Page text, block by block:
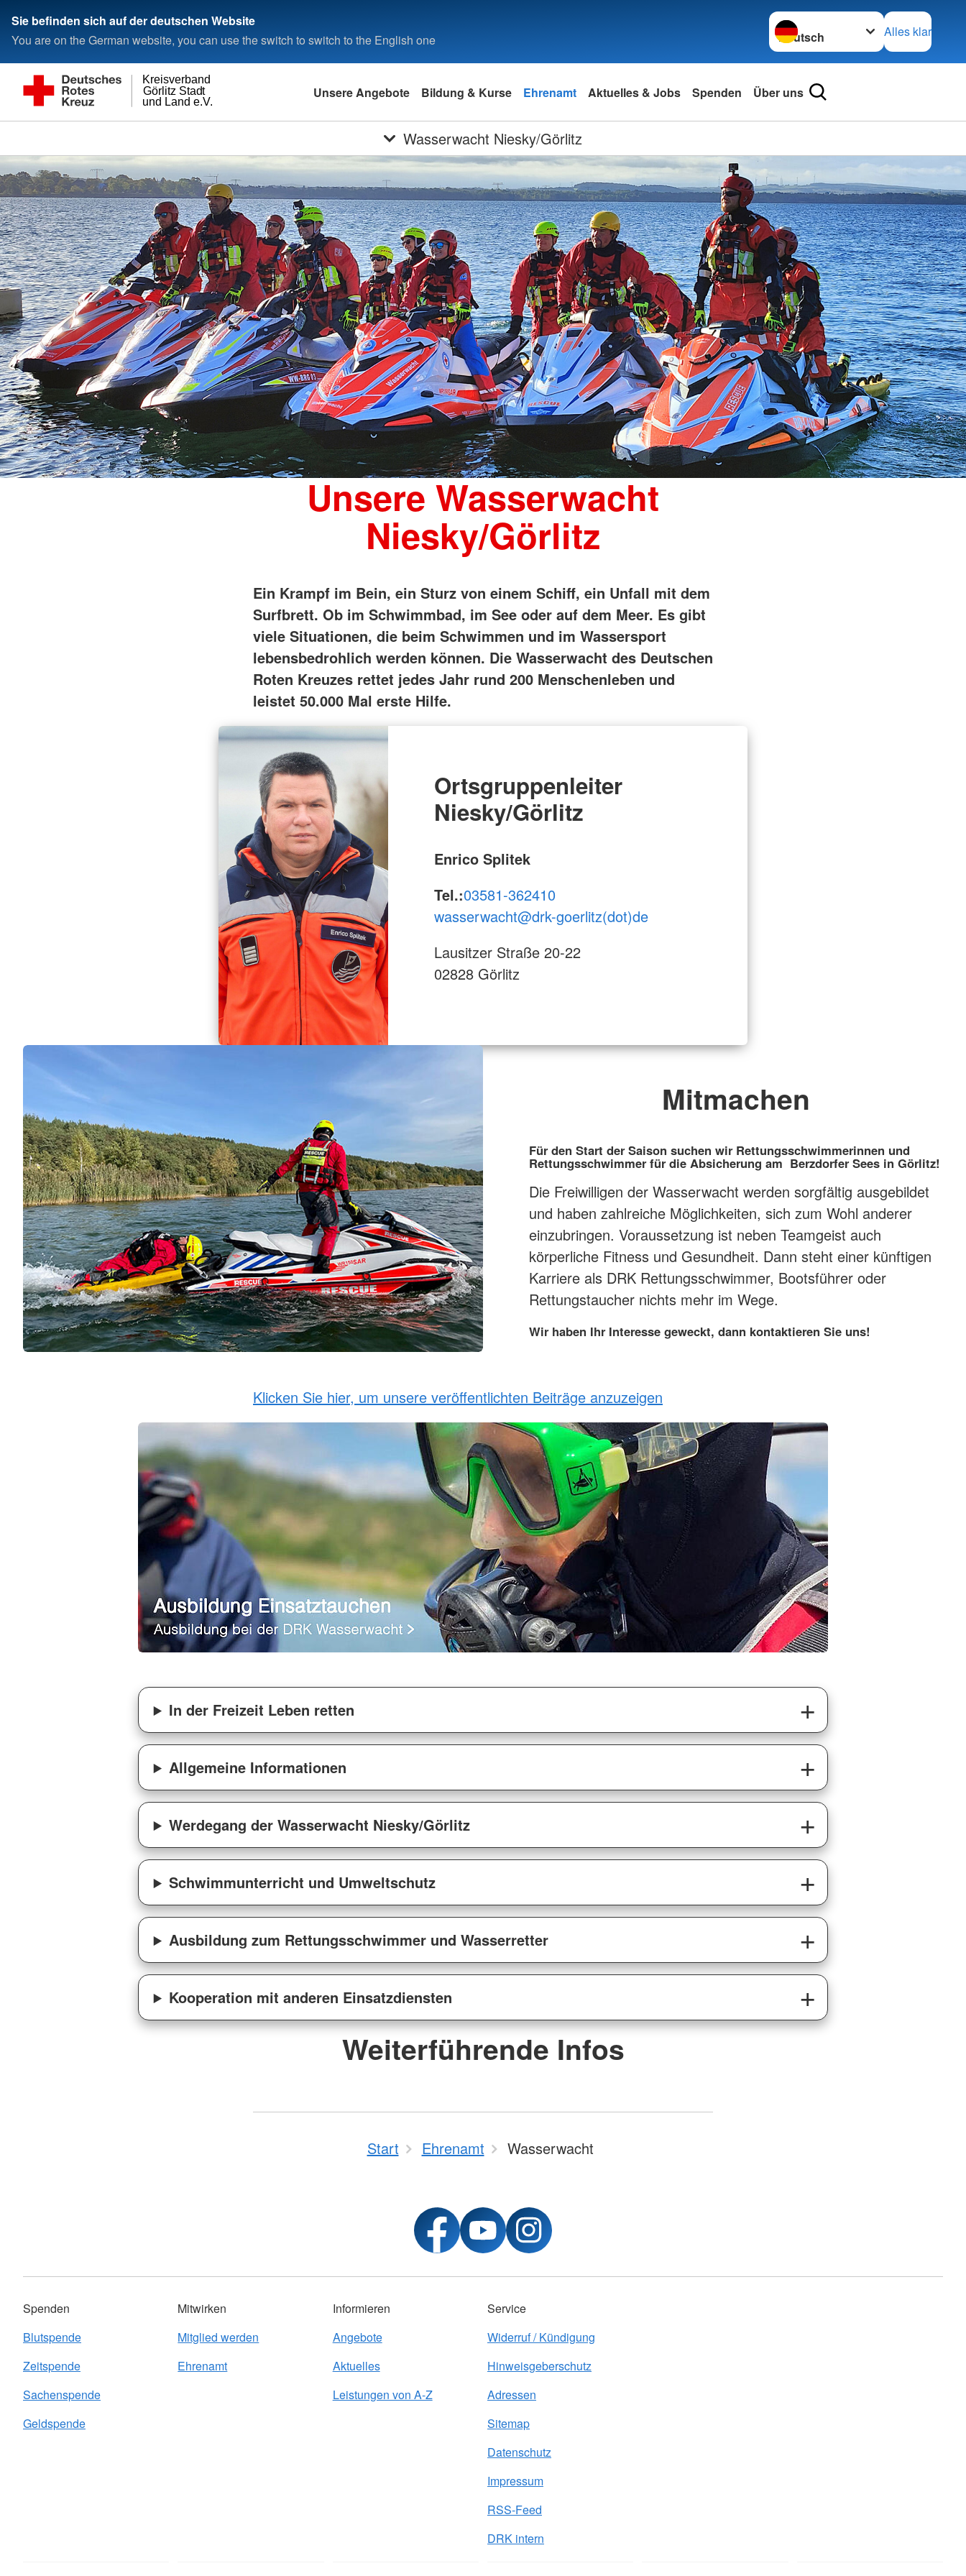
Sie befinden sich auf der deutschen Website
You are on the German website, you can use the switch to switch to the English one
Sprache wechseln zu
Alles klar
und Land e.V.
Görlitz Stadt
Kreisverband
Unsere Angebote Bildung & Kurse Ehrenamt Aktuelles & Jobs Spenden Über uns
Wasserwacht Niesky/Görlitz
Unsere Wasserwacht
Niesky/Görlitz
Ein Krampf im Bein, ein Sturz von einem Schiff, ein Unfall mit dem
Surfbrett. Ob im Schwimmbad, im See oder auf dem Meer. Es gibt
viele Situationen, die beim Schwimmen und im Wassersport
lebensbedrohlich werden können. Die Wasserwacht des Deutschen
Roten Kreuzes rettet jedes Jahr rund 200 Menschenleben und
leistet 50.000 Mal erste Hilfe.
Ortsgruppenleiter
Niesky/Görlitz
Enrico Splitek
Tel.:03581-362410
wasserwacht@drk-goerlitz(dot)de
Lausitzer Straße 20-22
02828 Görlitz
Mitmachen
Für den Start der Saison suchen wir Rettungsschwimmerinnen und
Rettungsschwimmer für die Absicherung am Berzdorfer Sees in Görlitz!
Die Freiwilligen der Wasserwacht werden sorgfältig ausgebildet
und haben zahlreiche Möglichkeiten, sich zum Wohl anderer
einzubringen. Voraussetzung ist neben Teamgeist auch
körperliche Fitness und Gesundheit. Dann steht einer künftigen
Karriere als DRK Rettungsschwimmer, Bootsführer oder
Rettungstaucher nichts mehr im Wege.
Wir haben Ihr Interesse geweckt, dann kontaktieren Sie uns!
Klicken Sie hier, um unsere veröffentlichten Beiträge anzuzeigen
In der Freizeit Leben retten
Allgemeine Informationen
Werdegang der Wasserwacht Niesky/Görlitz
Schwimmunterricht und Umweltschutz
Ausbildung zum Rettungsschwimmer und Wasserretter
Kooperation mit anderen Einsatzdiensten
Weiterführende Infos
Start Ehrenamt Wasserwacht
Spenden
Blutspende
Zeitspende
Sachenspende
Geldspende
Mitwirken
Mitglied werden
Ehrenamt
Informieren
Angebote
Aktuelles
Leistungen von A-Z
Service
Widerruf / Kündigung
Hinweisgeberschutz
Adressen
Sitemap
Datenschutz
Impressum
RSS-Feed
DRK intern